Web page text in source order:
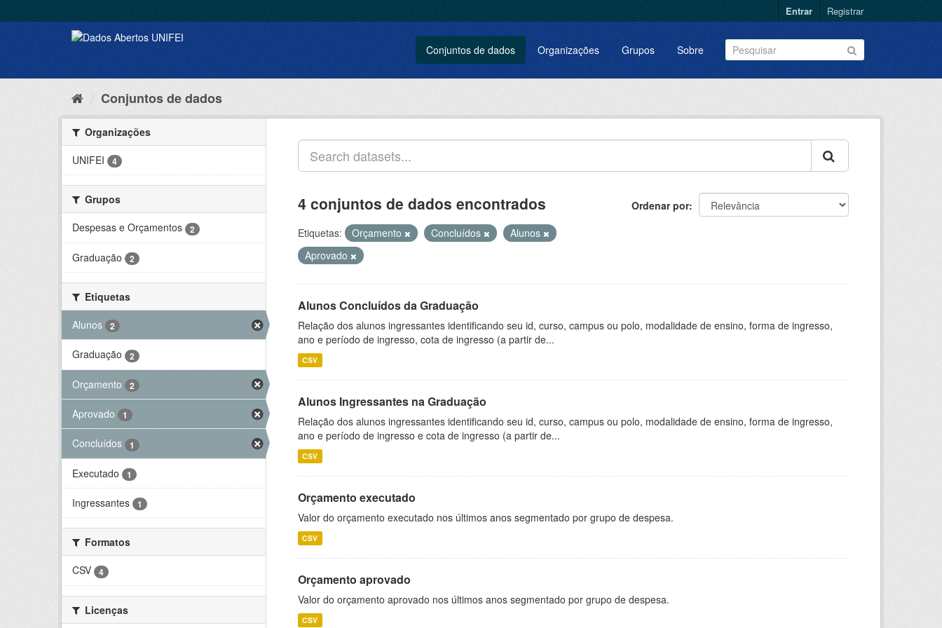
Entrar Registrar
Conjuntos de dados Organizações Grupos Sobre
Conjuntos de dados
Organizações
UNIFEI
4
Grupos
Despesas e Orçamentos
2
Graduação 2
Etiquetas
Alunos
2
Graduação 2
Orçamento 2
Aprovado 1
Concluídos 1
Executado 1
Ingressantes 1
Formatos
CSV
4
Licenças
Ordenar por
4 conjuntos de dados encontrados
Etiquetas: Orçamento Concluídos
Alunos
Aprovado
Alunos Concluídos da Graduação
Relação dos alunos ingressantes identificando seu id, curso, campus ou polo, modalidade de ensino, forma de ingresso,
ano e período de ingresso, cota de ingresso (a partir de...
CSV
Alunos Ingressantes na Graduação
Relação dos alunos ingressantes identificando seu id, curso, campus ou polo, modalidade de ensino, forma de ingresso,
ano e período de ingresso e cota de ingresso (a partir de...
CSV
Orçamento executado
Valor do orçamento executado nos últimos anos segmentado por grupo de despesa.
CSV
Orçamento aprovado
Valor do orçamento aprovado nos últimos anos segmentado por grupo de despesa.
CSV